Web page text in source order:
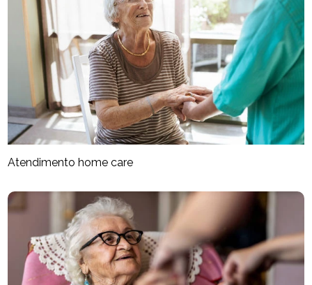
Atendimento home care